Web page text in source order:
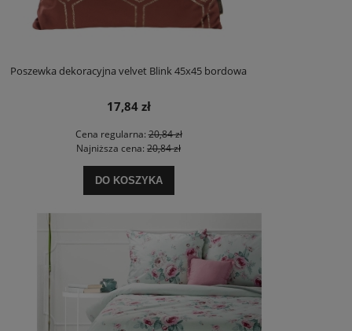
Poszewka dekoracyjna velvet Blink 45x45 bordowa
17,84 zł
Cena regularna:20,84 zł
Najniższa cena: 20,84 zł
DO KOSZYKA